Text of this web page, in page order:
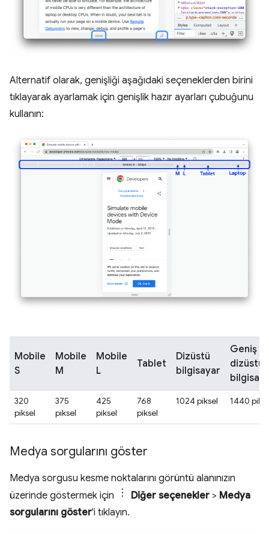
Alternatif olarak, genişliği aşağıdaki seçeneklerden birini
tıklayarak ayarlamak için genişlik hazır ayarları çubuğunu
kullanın:
Mobile
S
Mobile
M
Mobile
L
Tablet
Dizüstü
bilgisayar
Geniş
dizüstü
320
piksel
375
piksel
425
piksel
768
piksel
1024 piksel 1440
Medya sorgularını göster
Medya sorgusu kesme noktalarını görüntü alanınızın
üzerinde göstermek için
Diğer seçenekler > Medya
sorgularını göster'i tıklayın.